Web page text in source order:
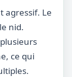
agressif. Le
nid.
ce qui